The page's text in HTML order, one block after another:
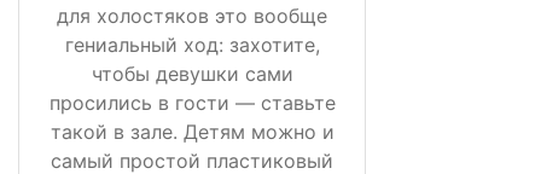
для холостяков это вообще
гениальный ход: захотите,
чтобы девушки сами
просились в гости — ставьте
такой в зале. Детям можно и
самый простой пластиковый